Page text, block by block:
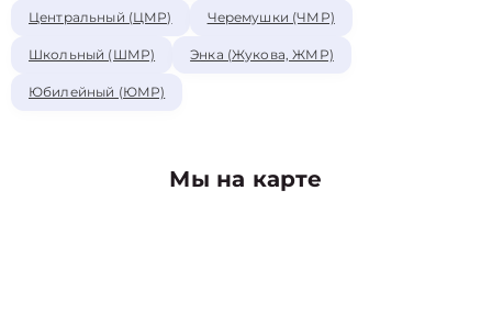
Центральный (ЦМР) Черемушки (ЧМР)
Школьный (ШМР) Энка (Жукова, ЖМР)
Юбилейный (ЮМР)
Мы на карте